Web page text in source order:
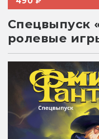
Спецвыпуск
ролевые